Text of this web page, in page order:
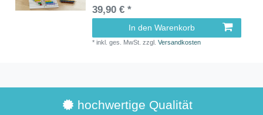
39,90 € *
In den Warenkorb
*inkl. ges. MwSt. zzgl.Versandkosten
hochwertige Qualität